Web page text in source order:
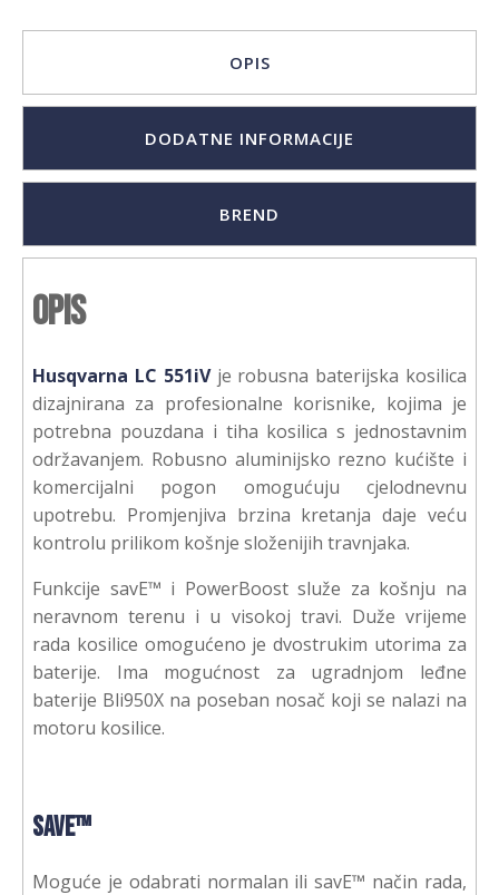
OPIS
DODATNE INFORMACIJE
BREND
Opis
Husqvarna LC 551iVje robusna baterijska kosilica
dizajnirana za profesionalne korisnike, kojima je
potrebna pouzdana i tiha kosilica s jednostavnim
održavanjem. Robusno aluminijsko rezno kućište i
komercijalni pogon omogućuju cjelodnevnu
upotrebu. Promjenjiva brzina kretanja daje veću
kontrolu prilikom košnje složenijih travnjaka.
Funkcije savE™ i PowerBoost služe za košnju na
neravnom terenu i u visokoj travi. Duže vrijeme
rada kosilice omogućeno je dvostrukim utorima za
baterije. Ima mogućnost za ugradnjom leđne
baterije Bli950X na poseban nosač koji se nalazi na
motoru kosilice.
savE™
Moguće je odabrati normalan ili savE™ način rada,